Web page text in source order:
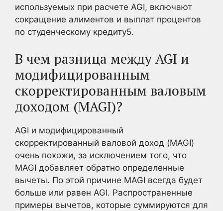
используемых при расчете AGI, включают
сокращение алиментов и выплат процентов
по студенческому кредиту5.
В чем разница между AGI и
модифицированным
скорректированным валовым
доходом (MAGI)?
AGI и модифицированный
скорректированный валовой доход (MAGI)
очень похожи, за исключением того, что
MAGI добавляет обратно определенные
вычеты. По этой причине MAGI всегда будет
больше или равен AGI. Распространенные
примеры вычетов, которые суммируются для